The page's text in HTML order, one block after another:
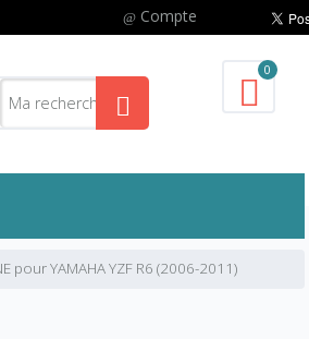
Compte
0
pour YAMAHA YZF R6 (2006-2011)